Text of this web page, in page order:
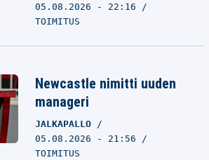
05.08.2026 - 22:16
TOIMITUS
Newcastle nimitti uuden
manageri
JALKAPALLO
05.08.2026 - 21:56
TOIMITUS